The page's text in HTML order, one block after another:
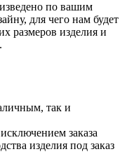
по вашим
для чего нам будет
размеров изделия и
так и
заказа
изделия под заказ